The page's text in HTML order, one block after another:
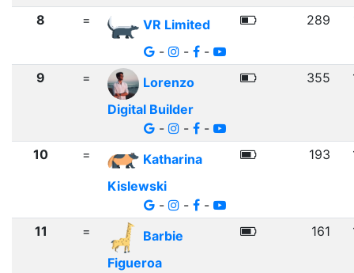
8
=
VR Limited
-
- -
289
9 =
Lorenzo
Digital Builder
-
- -
355
10 =
Katharina
Kislewski
-
- -
193
11 =
Barbie
Figueroa
161